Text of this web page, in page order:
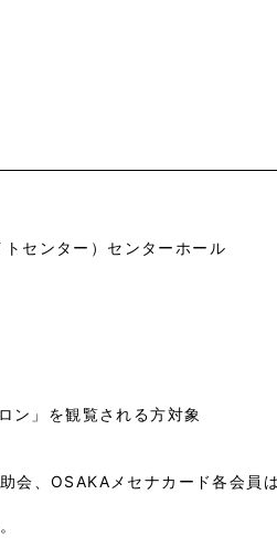
センター）センターホール
ン」を観覧される方対象
会、OSAKAメセナカード各会員